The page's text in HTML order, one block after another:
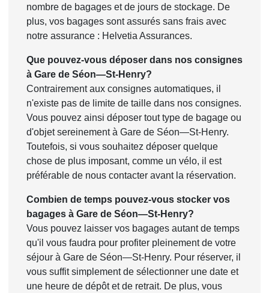
nombre de bagages et de jours de stockage. De
plus, vos bagages sont assurés sans frais avec
notre assurance : Helvetia Assurances.
Que pouvez-vous déposer dans nos consignes
à Gare de Séon—St-Henry?
Contrairement aux consignes automatiques, il
n'existe pas de limite de taille dans nos consignes.
Vous pouvez ainsi déposer tout type de bagage ou
d'objet sereinement à Gare de Séon—St-Henry.
Toutefois, si vous souhaitez déposer quelque
chose de plus imposant, comme un vélo, il est
préférable de nous contacter avant la réservation.
Combien de temps pouvez-vous stocker vos
bagages à Gare de Séon—St-Henry?
Vous pouvez laisser vos bagages autant de temps
qu'il vous faudra pour profiter pleinement de votre
séjour à Gare de Séon—St-Henry. Pour réserver, il
vous suffit simplement de sélectionner une date et
une heure de dépôt et de retrait. De plus, vous